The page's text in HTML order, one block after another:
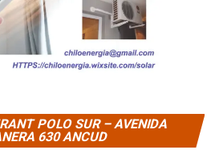
POLO SUR – AVENIDA
630 ANCUD